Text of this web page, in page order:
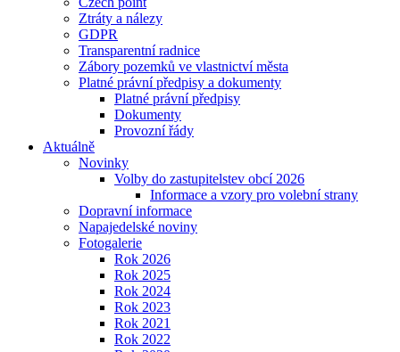
Ztráty a nálezy
GDPR
Transparentní radnice
Zábory pozemků ve vlastnictví města
Platné právní předpisy a dokumenty
Platné právní předpisy
Dokumenty
Provozní řády
Aktuálně
Novinky
Volby do zastupitelstev obcí 2026
Informace a vzory pro volební strany
Dopravní informace
Napajedelské noviny
Fotogalerie
Rok 2026
Rok 2025
Rok 2024
Rok 2023
Rok 2021
Rok 2022